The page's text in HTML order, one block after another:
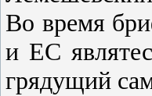
Во время
и ЕС
грядущий